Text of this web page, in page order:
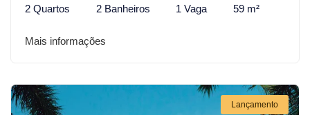
2 Quartos 2 Banheiros 1 Vaga 59 m²
Mais informações
Lançamento